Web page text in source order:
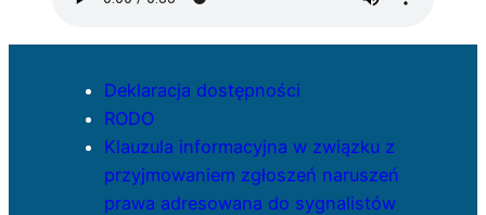
Deklaracja dostępności
RODO
Klauzula informacyjna w związku z
przyjmowaniem zgłoszeń naruszeń
prawa adresowana do sygnalistów